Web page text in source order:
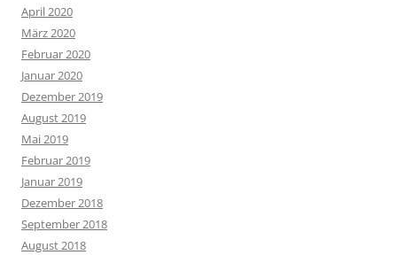
April 2020
März 2020
Februar 2020
Januar 2020
Dezember 2019
August 2019
Mai 2019
Februar 2019
Januar 2019
Dezember 2018
September 2018
August 2018